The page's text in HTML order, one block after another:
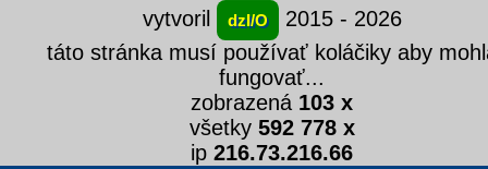
vytvoril
dzI/O
2015 - 2026
táto stránka musí používať koláčiky aby
fungovať...
zobrazená 103 x
všetky 592 778 x
ip216.73.216.66